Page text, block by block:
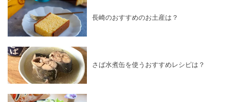
長崎のおすすめのお土産は？
さば水煮缶を使うおすすめレシピは？